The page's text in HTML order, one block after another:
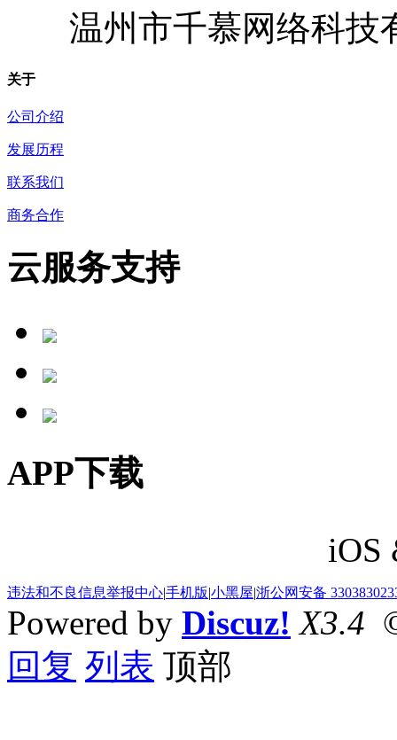
温州市千慕网络科技
关于
公司介绍
发展历程
联系我们
商务合作
云服务支持
APP下载
iOS
违法和不良信息举报中心|手机版|小黑屋|浙公网安备
Powered by Discuz! X3.4
回复 列表 顶部